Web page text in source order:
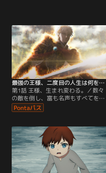
最強の王様、二度目の人生は何をする？ 第01話
第1話 王様、生まれ変わる。／数々
の敵を倒し、富も名声もすべてを手
に入れた史上最強の王様・グレイ
は、ある日突然の死を遂げてしま
な赤子として魔法世界に転生してい
た。そこではアーサーと名付けら
れ、愛情あふれる両親のもと“二度
目の人生”が始まった--。